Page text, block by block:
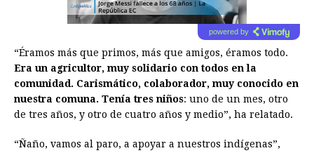
powered by
“Éramos más que primos, más que amigos, éramos todo.
Era un agricultor, muy solidario con todos en la
comunidad. Carismático, colaborador, muy conocido en
nuestra comuna. Tenía tres niños: uno de un mes, otro
de tres años, y otro de cuatro años y medio”, ha relatado.
“Ñaño, vamos al paro, a apoyar a nuestros indígenas”,